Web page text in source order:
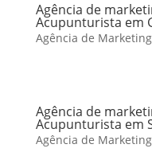
Agência de
Acupunturista em
Agência de
Agência de
Acupunturista em
Agência de